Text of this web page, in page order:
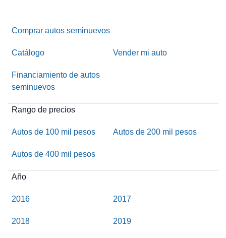
Comprar autos seminuevos
Catálogo Vender mi auto
Financiamiento de autos
seminuevos
Rango de precios
Autos de 100 mil pesos Autos de 200 mil pesos
Autos de 400 mil pesos
Año
2016 2017
2018 2019